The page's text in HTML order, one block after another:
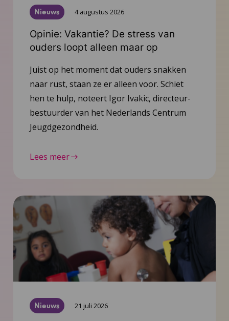
Nieuws 4 augustus 2026
Opinie: Vakantie? De stress van
ouders loopt alleen maar op
Juist op het moment dat ouders snakken
naar rust, staan ze er alleen voor. Schiet
hen te hulp, noteert Igor Ivakic, directeur-
bestuurder van het Nederlands Centrum
Jeugdgezondheid.
Lees meer
Nieuws 21 juli 2026